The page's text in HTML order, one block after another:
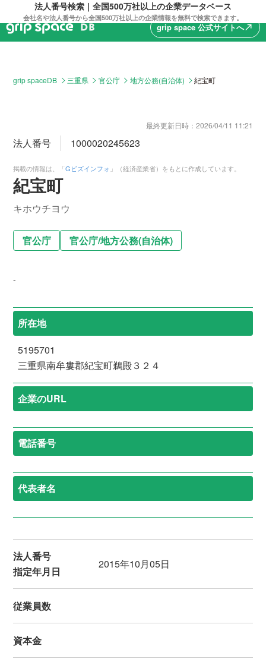
法人番号検索｜全国500万社以上の企業データベース
会社名や法人番号から全国500万社以上の企業情報を無料で検索できます。
grip space 公式サイトへnorth_east
grip spaceDB 三重県 官公庁 地方公務(自治体) 紀宝町
最終更新日時： 2026/04/11 11:21
法人番号 1000020245623
掲載の情報は、「Gビズインフォ 」（経済産業省）をもとに作成しています。
紀宝町
キホウチヨウ
官公庁 官公庁/地方公務(自治体)
-
所在地
5195701
三重県南牟婁郡紀宝町鵜殿３２４
企業のURL
電話番号
代表者名
法人番号
指定年月日
2015年10月05日
従業員数
資本金